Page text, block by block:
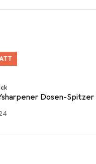
Dosen-